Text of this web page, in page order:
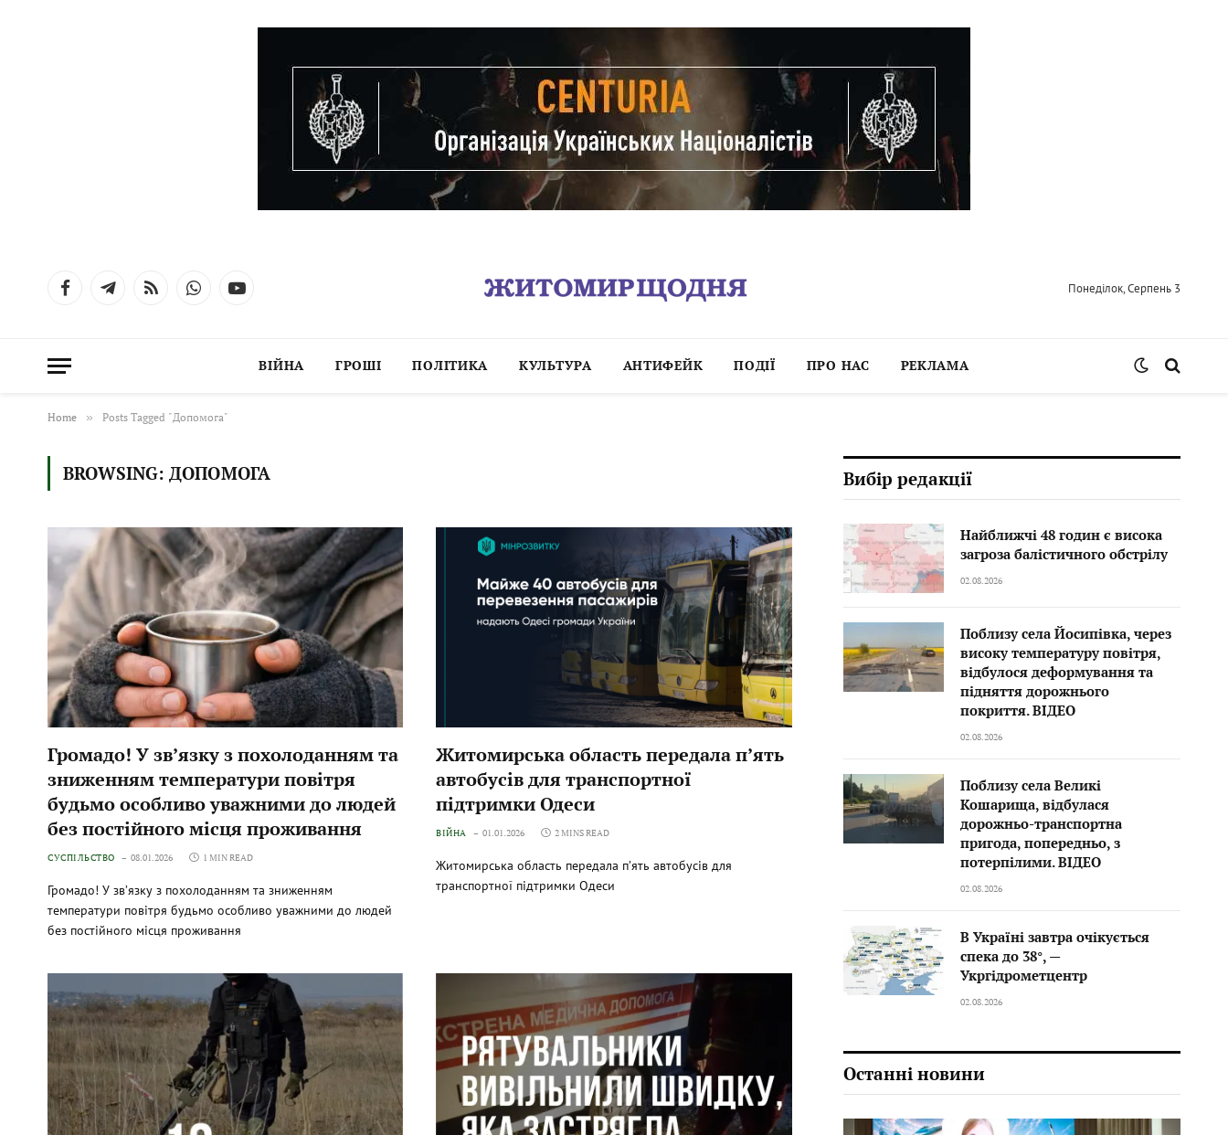
FacebookTelegramRSS WhatsAppYouTube Понеділок, Серпень 3
ВІЙНА ГРОШІ ПОЛІТИКА КУЛЬТУРА АНТИФЕЙК ПОДІЇ ПРО НАС РЕКЛАМА
Home » Posts Tagged "Допомога"
BROWSING: ДОПОМОГА
Громадо! У зв’язку з похолоданням та
зниженням температури повітря
будьмо особливо уважними до людей
без постійного місця проживання
СУСПІЛЬСТВО 08.01.2026 1 MIN READ
Громадо! У зв’язку з похолоданням та зниженням
температури повітря будьмо особливо уважними до людей
без постійного місця проживання
Житомирська область передала п’ять
автобусів для транспортної
підтримки Одеси
ВІЙНА 01.01.2026 2 MINS READ
Житомирська область передала п’ять автобусів для
транспортної підтримки Одеси
Вибір редакції
Найближчі 48 годин є висока
загроза балістичного обстрілу
02.08.2026
Поблизу села Йосипівка, через
високу температуру повітря,
відбулося деформування та
підняття дорожнього
покриття. ВІДЕО
02.08.2026
Поблизу села Великі
Кошарища, відбулася
дорожньо-транспортна
пригода, попередньо, з
потерпілими. ВІДЕО
02.08.2026
В Україні завтра очікується
спека до 38°, —
Укргідрометцентр
02.08.2026
Останні новини